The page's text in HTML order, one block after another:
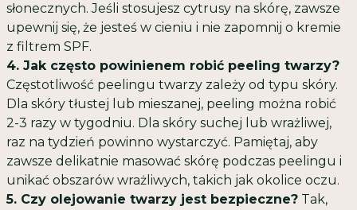
słonecznych. Jeśli stosujesz cytrusy na skórę, zawsze
upewnij się, że jesteś w cieniu i nie zapomnij o kremie
z filtrem SPF.
4. Jak często powinienem robić peeling twarzy?
Częstotliwość peelingu twarzy zależy od typu skóry.
Dla skóry tłustej lub mieszanej, peeling można robić
2-3 razy w tygodniu. Dla skóry suchej lub wrażliwej,
raz na tydzień powinno wystarczyć. Pamiętaj, aby
zawsze delikatnie masować skórę podczas peelingu i
unikać obszarów wrażliwych, takich jak okolice oczu.
5. Czy olejowanie twarzy jest bezpieczne? Tak,